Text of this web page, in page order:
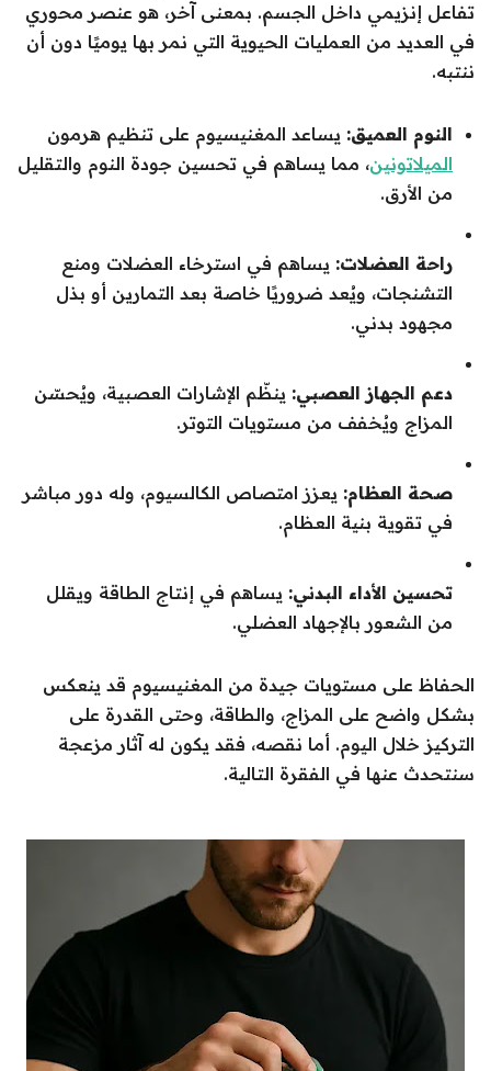
تفاعل إنزيمي داخل الجسم. بمعنى آخر، هو عنصر محوري
في العديد من العمليات الحيوية التي نمر بها يوميًا دون أن
ننتبه.
النوم العميق: يساعد المغنيسيوم على تنظيم هرمون
الميلاتونين، مما يساهم في تحسين جودة النوم والتقليل
من الأرق.
راحة العضلات: يساهم في استرخاء العضلات ومنع
التشنجات، ويُعد ضروريًا خاصة بعد التمارين أو بذل
مجهود بدني.
دعم الجهاز العصبي: ينظّم الإشارات العصبية، ويُحسّن
المزاج ويُخفف من مستويات التوتر.
صحة العظام: يعزز امتصاص الكالسيوم، وله دور مباشر
في تقوية بنية العظام.
تحسين الأداء البدني: يساهم في إنتاج الطاقة ويقلل
من الشعور بالإجهاد العضلي.
الحفاظ على مستويات جيدة من المغنيسيوم قد ينعكس
بشكل واضح على المزاج، والطاقة، وحتى القدرة على
التركيز خلال اليوم. أما نقصه، فقد يكون له آثار مزعجة
سنتحدث عنها في الفقرة التالية.